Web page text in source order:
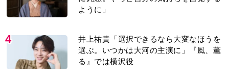
4
井上祐貴「選択できるなら大変なほうを
る』では横沢役
5
『Tシャツが乾くまで』“ちょっと残念な